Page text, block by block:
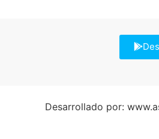
Desarrollado por: